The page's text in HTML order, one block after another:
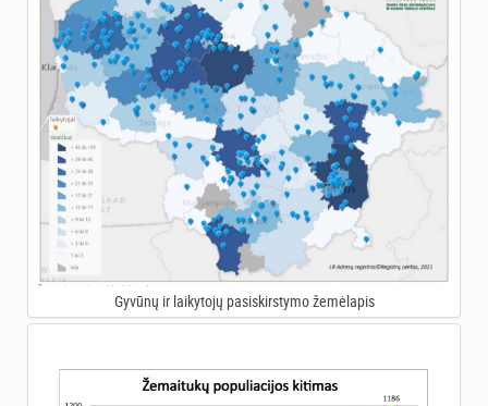
Gyvūnų ir laikytojų pasiskirstymo žemėlapis